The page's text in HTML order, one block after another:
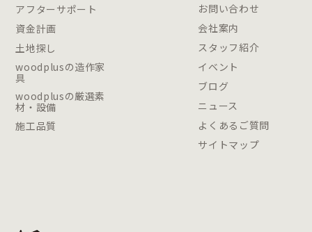
アフターサポート
資金計画
土地探し
woodplusの造作家
具
woodplusの厳選素
材・設備
施工品質
お問い合わせ
会社案内
スタッフ紹介
イベント
ブログ
ニュース
よくあるご質問
サイトマップ